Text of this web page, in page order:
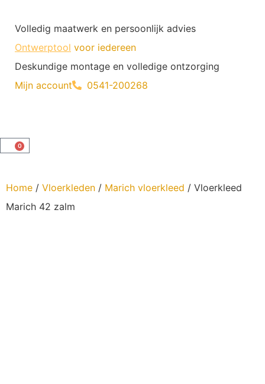
Volledig maatwerk en persoonlijk advies
Ontwerptool voor iedereen
Deskundige montage en volledige ontzorging
Mijn account
0541-200268
0
Home / Vloerkleden / Marich vloerkleed / Vloerkleed
Marich 42 zalm